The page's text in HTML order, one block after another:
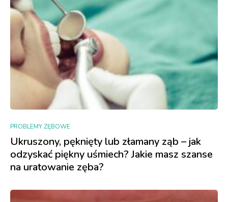
PROBLEMY ZĘBOWE
Ukruszony, pęknięty lub złamany ząb – jak
odzyskać piękny uśmiech? Jakie masz szanse
na uratowanie zęba?